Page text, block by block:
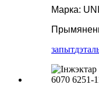
Марка:
запыт